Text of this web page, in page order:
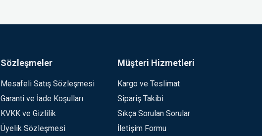
Sözleşmeler
Mesafeli Satış Sözleşmesi
Garanti ve İade Koşulları
KVKK ve Gizlilik
Üyelik Sözleşmesi
Müşteri Hizmetleri
Kargo ve Teslimat
Sipariş Takibi
Sıkça Sorulan Sorular
İletişim Formu